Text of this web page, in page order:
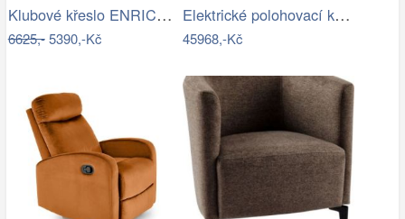
Klubové křeslo ENRICO Halmar
6625,-5390,-Kč
Elektrické polohovací křeslo…
45968,-Kč